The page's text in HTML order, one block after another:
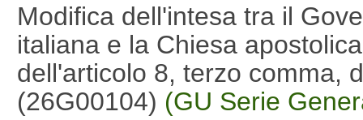
Modifica dell'intesa tra il
italiana e la Chiesa
dell'articolo 8, terzo comma,
(26G00104) (GU Serie